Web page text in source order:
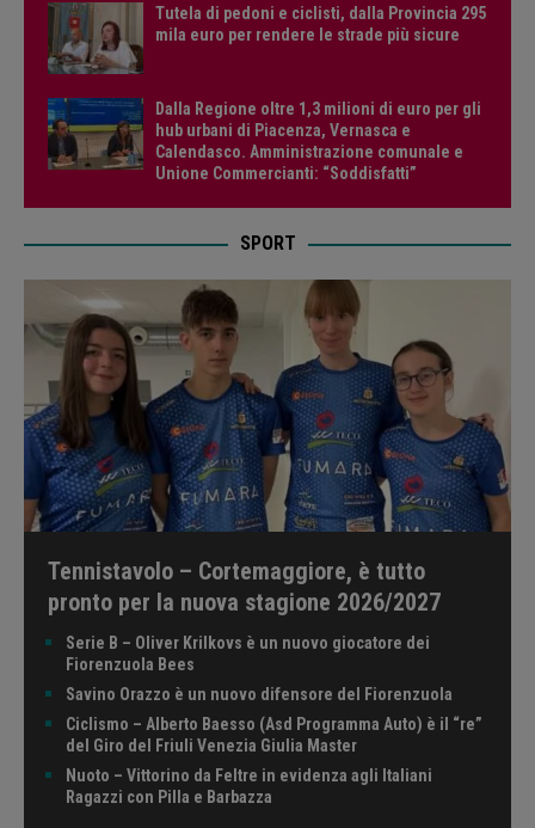
Tutela di pedoni e ciclisti, dalla Provincia 295
mila euro per rendere le strade più sicure
Dalla Regione oltre 1,3 milioni di euro per gli
hub urbani di Piacenza, Vernasca e
Calendasco. Amministrazione comunale e
Unione Commercianti: “Soddisfatti”
SPORT
Tennistavolo – Cortemaggiore, è tutto
pronto per la nuova stagione 2026/2027
Serie B – Oliver Krilkovs è un nuovo giocatore dei
Fiorenzuola Bees
Savino Orazzo è un nuovo difensore del Fiorenzuola
Ciclismo – Alberto Baesso (Asd Programma Auto) è il “re”
del Giro del Friuli Venezia Giulia Master
Nuoto – Vittorino da Feltre in evidenza agli Italiani
Ragazzi con Pilla e Barbazza